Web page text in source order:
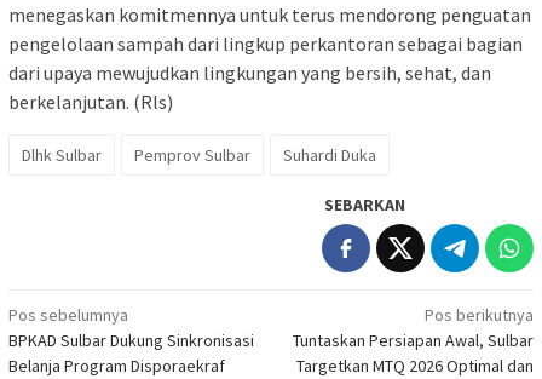
menegaskan komitmennya untuk terus mendorong penguatan
pengelolaan sampah dari lingkup perkantoran sebagai bagian
dari upaya mewujudkan lingkungan yang bersih, sehat, dan
berkelanjutan. (Rls)
Dlhk Sulbar Pemprov Sulbar Suhardi Duka
SEBARKAN
Navigasi
pos
Pos sebelumnya
BPKAD Sulbar Dukung Sinkronisasi
Belanja Program Disporaekraf
Pos berikutnya
Tuntaskan Persiapan Awal, Sulbar
Targetkan MTQ 2026 Optimal dan